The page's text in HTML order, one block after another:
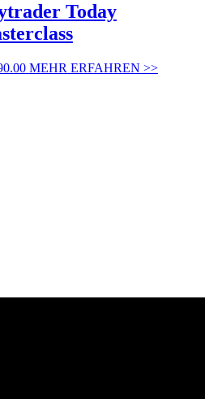
Today
MEHR ERFAHREN >>